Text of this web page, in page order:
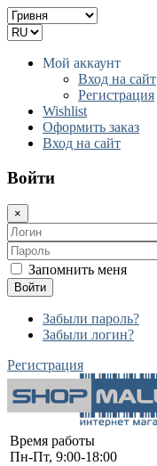
Мой аккаунт
Вход на сайт
Регистрация
Wishlist
Оформить заказ
Вход на сайт
Войти
×
Запомнить меня
Войти
Забыли пароль?
Забыли логин?
Регистрация
Время работы
Пн-Пт, 9:00-18:00